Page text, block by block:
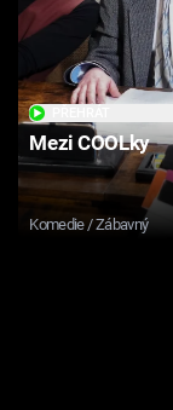
Mezi COOLky
Komedie / Zábavný